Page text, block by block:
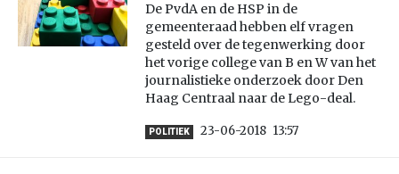
De PvdA en de HSP in de
gemeenteraad hebben elf vragen
gesteld over de tegenwerking door
het vorige college van B en W van het
journalistieke onderzoek door Den
Haag Centraal naar de Lego-deal.
POLITIEK 23-06-2018 13:57